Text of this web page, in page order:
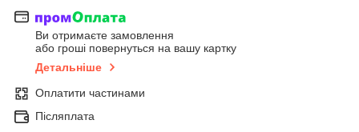
Ви отримаєте замовлення
або гроші повернуться на вашу картку
Детальніше
Оплатити частинами
Післяплата